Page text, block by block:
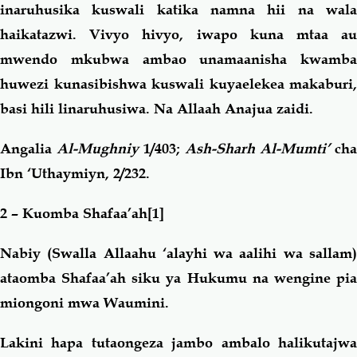
inaruhusika kuswali katika namna hii na wala
haikatazwi. Vivyo hivyo, iwapo kuna mtaa au
mwendo mkubwa ambao unamaanisha kwamba
huwezi kunasibishwa kuswali kuyaelekea makaburi,
basi hili linaruhusiwa. Na Allaah Anajua zaidi.
Angalia Al-Mughniy1/403; Ash-Sharh Al-Mumti’cha
Ibn ‘Uthaymiyn, 2/232.
2 – Kuomba Shafaa’ah[1]
Nabiy (Swalla Allaahu ‘alayhi wa aalihi wa sallam)
ataomba Shafaa’ah siku ya Hukumu na wengine pia
miongoni mwa Waumini.
Lakini hapa tutaongeza jambo ambalo halikutajwa